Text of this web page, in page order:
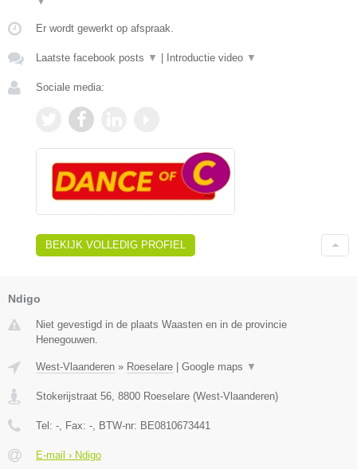
Er wordt gewerkt op afspraak.
Laatste facebook posts ▼ | Introductie video ▼
Sociale media:
BEKIJK VOLLEDIG PROFIEL
Ndigo
Niet gevestigd in de plaats Waasten en in de provincie
Henegouwen.
West-Vlaanderen » Roeselare Google maps ▼
Stokerijstraat 56 8800 Roeselare (West-Vlaanderen)
Tel: - , Fax: - , BTW-nr: BE0810673441
E-mail › Ndigo